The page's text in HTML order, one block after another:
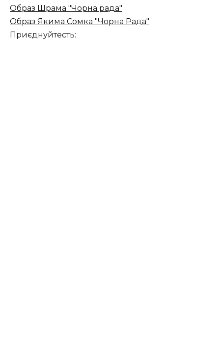
Образ Шрама "Чорна рада"
Образ Якима Сомка "Чорна Рада"
Приєднуйтесть: